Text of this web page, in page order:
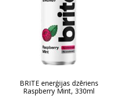
BRITE enerģijas dzēriens
Raspberry Mint, 330ml